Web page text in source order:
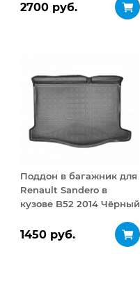
2700 руб.
Поддон в багажник для
Renault Sandero в
кузове B52 2014 Чёрный
1450 руб.